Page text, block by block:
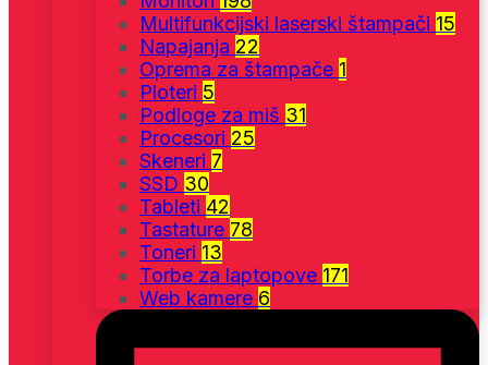
Multifunkcijski laserski štampači 15
Napajanja 22
Oprema za štampače 1
Ploteri 5
Podloge za miš 31
Procesori 25
Skeneri 7
SSD 30
Tableti 42
Tastature 78
Toneri 13
Torbe za laptopove 171
Web kamere 6